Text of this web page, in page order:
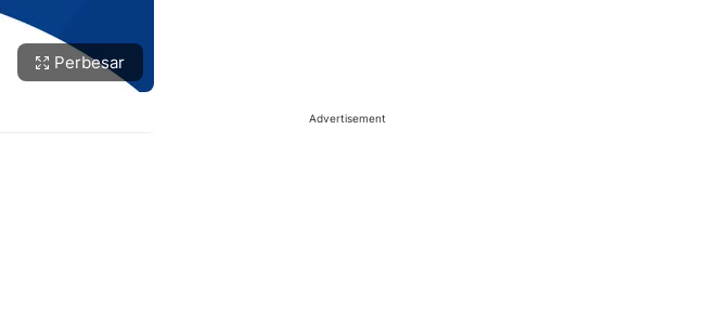
Perbesar
Advertisement